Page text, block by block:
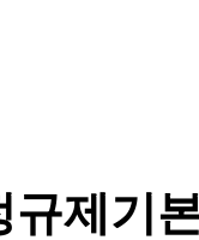
제기